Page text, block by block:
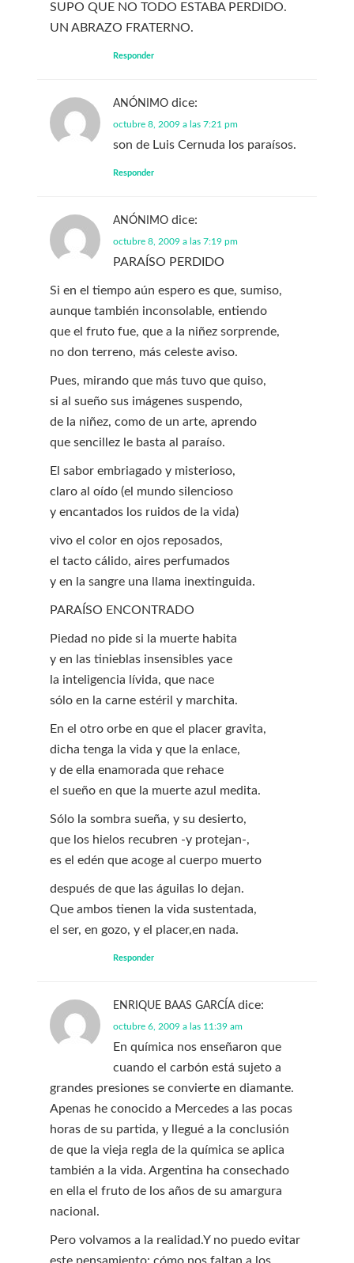
SUPO QUE NO TODO ESTABA PERDIDO.
UN ABRAZO FRATERNO.
Responder
ANÓNIMO dice:
octubre 8, 2009 a las 7:21 pm
son de Luis Cernuda los paraísos.
Responder
ANÓNIMO dice:
octubre 8, 2009 a las 7:19 pm
PARAÍSO PERDIDO
Si en el tiempo aún espero es que, sumiso,
aunque también inconsolable, entiendo
que el fruto fue, que a la niñez sorprende,
no don terreno, más celeste aviso.
Pues, mirando que más tuvo que quiso,
si al sueño sus imágenes suspendo,
de la niñez, como de un arte, aprendo
que sencillez le basta al paraíso.
El sabor embriagado y misterioso,
claro al oído (el mundo silencioso
y encantados los ruidos de la vida)
vivo el color en ojos reposados,
el tacto cálido, aires perfumados
y en la sangre una llama inextinguida.
PARAÍSO ENCONTRADO
Piedad no pide si la muerte habita
y en las tinieblas insensibles yace
la inteligencia lívida, que nace
sólo en la carne estéril y marchita.
En el otro orbe en que el placer gravita,
dicha tenga la vida y que la enlace,
y de ella enamorada que rehace
el sueño en que la muerte azul medita.
Sólo la sombra sueña, y su desierto,
que los hielos recubren -y protejan-,
es el edén que acoge al cuerpo muerto
después de que las águilas lo dejan.
Que ambos tienen la vida sustentada,
el ser, en gozo, y el placer,en nada.
Responder
ENRIQUE BAAS GARCÍA dice:
octubre 6, 2009 a las 11:39 am
En química nos enseñaron que
cuando el carbón está sujeto a
grandes presiones se convierte en diamante.
Apenas he conocido a Mercedes a las pocas
horas de su partida, y llegué a la conclusión
de que la vieja regla de la química se aplica
también a la vida. Argentina ha consechado
en ella el fruto de los años de su amargura
nacional.
Pero volvamos a la realidad.Y no puedo evitar